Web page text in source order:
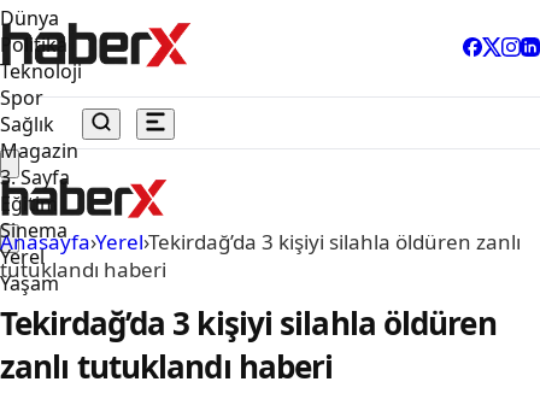
Dünya
Politika
Teknoloji
Spor
Sağlık
Magazin
3. Sayfa
Eğitim
Sinema
Yerel
Yaşam
Anasayfa›Yerel›Tekirdağ’da 3 kişiyi silahla öldüren zanlı
tutuklandı haberi
Tekirdağ’da 3 kişiyi silahla öldüren
zanlı tutuklandı haberi